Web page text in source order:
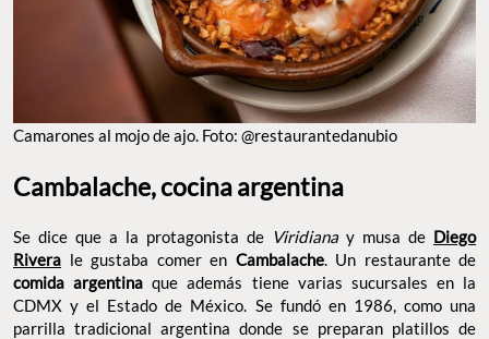
Camarones al mojo de ajo. Foto: @restaurantedanubio
Cambalache, cocina argentina
Se dice que a la protagonista de Viridiana y musa de Diego
Rivera le gustaba comer en Cambalache. Un restaurante de
comida argentinaque además tiene varias sucursales en la
CDMX y el Estado de México. Se fundó en 1986, como una
parrilla tradicional argentina donde se preparan platillos de